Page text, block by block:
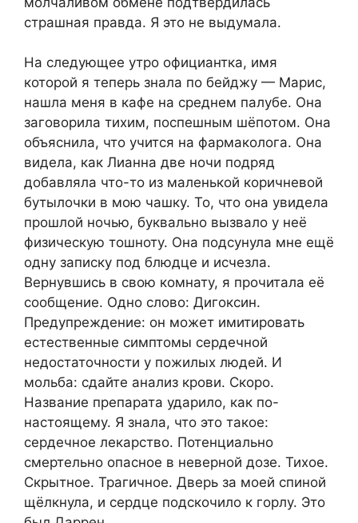
страшная правда. Я это не выдумала.
На следующее утро официантка, имя
которой я теперь знала по бейджу — Марис,
нашла меня в кафе на среднем палубе. Она
заговорила тихим, поспешным шёпотом. Она
объяснила, что учится на фармаколога. Она
видела, как Лианна две ночи подряд
добавляла что-то из маленькой коричневой
бутылочки в мою чашку. То, что она увидела
прошлой ночью, буквально вызвало у неё
физическую тошноту. Она подсунула мне ещё
одну записку под блюдце и исчезла.
Вернувшись в свою комнату, я прочитала её
сообщение. Одно слово: Дигоксин.
Предупреждение: он может имитировать
естественные симптомы сердечной
недостаточности у пожилых людей. И
мольба: сдайте анализ крови. Скоро.
Название препарата ударило, как по-
настоящему. Я знала, что это такое:
сердечное лекарство. Потенциально
смертельно опасное в неверной дозе. Тихое.
Скрытное. Трагичное. Дверь за моей спиной
щёлкнула, и сердце подскочило к горлу. Это